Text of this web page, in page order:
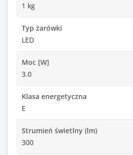
1 kg
Typ żarówki
LED
Moc [W]
3.0
Klasa energetyczna
E
Strumień świetlny (lm)
300